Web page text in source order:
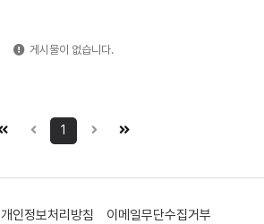
게시물이 없습니다.
1
개인정보처리방침
이메일무단수집거부